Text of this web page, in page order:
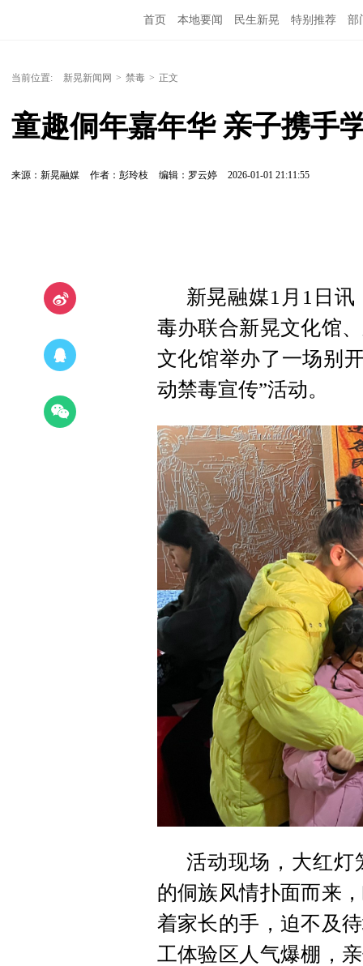
首页 本地要闻 民生新晃 特别推荐 部
当前位置: 新晃新闻网 > 禁毒 > 正文
童趣侗年嘉年华 亲子携手
来源：新晃融媒 作者：彭玲枝 编辑：罗云婷 2026-01-01 21:11:55
新晃融媒1月1日
毒办联合新晃文化馆
文化馆举办了一场别
动禁毒宣传”活动。
活动现场，大红灯
的侗族风情扑面而来
着家长的手，迫不及
工体验区人气爆棚，